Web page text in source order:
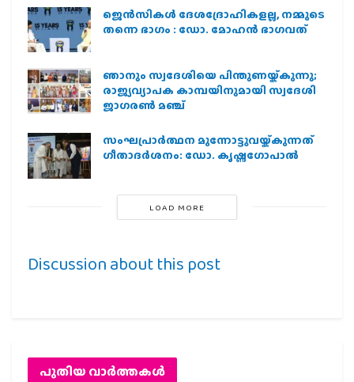
ജെന്‍സികള്‍ ദേശദ്രോഹികളല്ല, നമ്മുടെ
തന്നെ ഭാഗം : ഡോ. മോഹന്‍ ഭാഗവത്
ഞാനും സ്വദേശിയെ പിന്തുണയ്ക്കുന്നു;
രാജ്യവ്യാപക കാമ്പയിനുമായി സ്വദേശി
ജാഗരണ്‍ മഞ്ച്
സംഘപ്രാര്‍ത്ഥന മുന്നോട്ടുവയ്ക്കുന്നത്
ഗീതാദര്‍ശനം: ഡോ. കൃഷ്ണഗോപാല്‍
LOAD MORE
Discussion about this post
പുതിയ വാര്‍ത്തകള്‍